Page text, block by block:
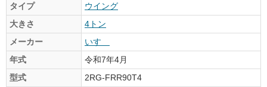
タイプ
ウイング
大きさ
4トン
メーカー
いすゞ
年式
令和7年4月
型式
2RG-FRR90T4